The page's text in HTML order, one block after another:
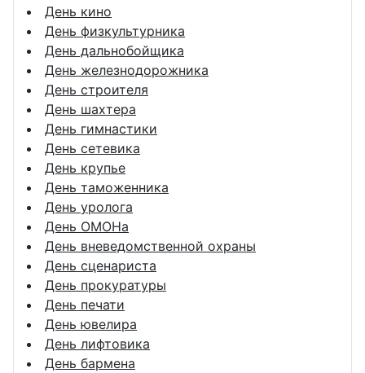
День кино
День физкультурника
День дальнобойщика
День железнодорожника
День строителя
День шахтера
День гимнастики
День сетевика
День крупье
День таможенника
День уролога
День ОМОНа
День вневедомственной охраны
День сценариста
День прокуратуры
День печати
День ювелира
День лифтовика
День бармена